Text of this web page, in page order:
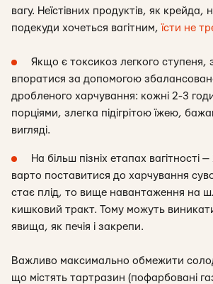
вагу. Неїстівних продуктів, як крейда,
подекуди хочеться вагітним,їсти не
Якщо є токсикоз легкого
впоратися за допомогою
дробленого харчування: кожні 2-3
порціями, злегка підігрітою їжею,
вигляді.
На більш пізніх етапах вагітності
варто поставитися до харчування
стає плід, то вище навантаження на
кишковий тракт. Тому можуть
явища, як печія і закрепи.
Важливо максимально обмежити
що містять тартразин (пофарбовані